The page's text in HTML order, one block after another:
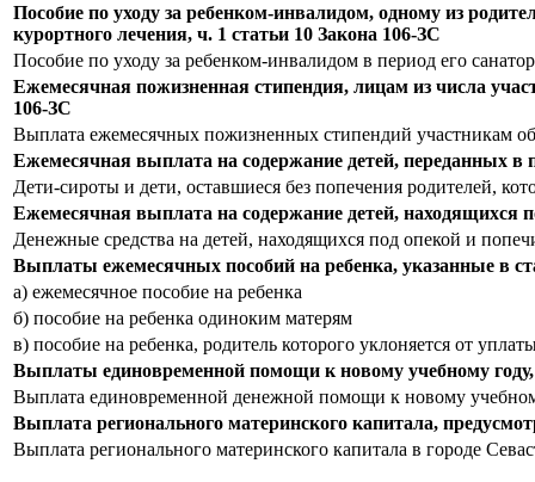
Пособие по уходу за ребенком-инвалидом, одному из
курортного лечения, ч. 1 статьи 10 Закона 106-ЗС
Пособие по уходу за ребенком-инвалидом в период его
Ежемесячная пожизненная стипендия, лицам из числа
106-ЗС
Выплата ежемесячных пожизненных стипендий участникам
Ежемесячная выплата на содержание детей, переданных
Дети-сироты и дети, оставшиеся без попечения родителей,
Ежемесячная выплата на содержание детей, находящихся
Денежные средства на детей, находящихся под опекой и
Выплаты ежемесячных пособий на ребенка, указанные в
а) ежемесячное пособие на ребенка
б) пособие на ребенка одиноким матерям
в) пособие на ребенка, родитель которого уклоняется от
Выплаты единовременной помощи к новому учебному
Выплата единовременной денежной помощи к новому
Выплата регионального материнского капитала,
Выплата регионального материнского капитала в городе